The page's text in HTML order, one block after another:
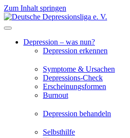
Zum Inhalt springen
Depression – was nun?
Depression erkennen
Symptome & Ursachen
Depressions-Check
Erscheinungsformen
Burnout
Depression behandeln
Selbsthilfe